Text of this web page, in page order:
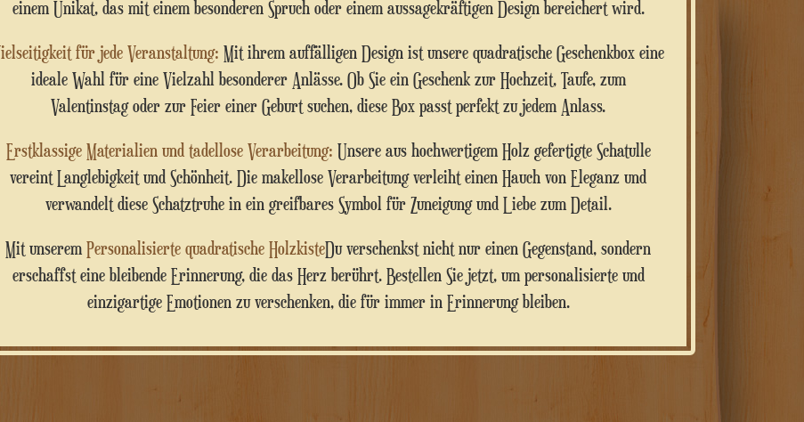
einem Unikat, das mit einem besonderen Spruch oder einem aussagekräftigen Design bereichert wird.
Vielseitigkeit für jede Veranstaltung: Mit ihrem auffälligen Design ist unsere quadratische Geschenkbox eine
ideale Wahl für eine Vielzahl besonderer Anlässe. Ob Sie ein Geschenk zur Hochzeit, Taufe, zum
Valentinstag oder zur Feier einer Geburt suchen, diese Box passt perfekt zu jedem Anlass.
Erstklassige Materialien und tadellose Verarbeitung: Unsere aus hochwertigem Holz gefertigte Schatulle
vereint Langlebigkeit und Schönheit. Die makellose Verarbeitung verleiht einen Hauch von Eleganz und
verwandelt diese Schatztruhe in ein greifbares Symbol für Zuneigung und Liebe zum Detail.
Mit unserem Personalisierte quadratische HolzkisteDu verschenkst nicht nur einen Gegenstand, sondern
erschaffst eine bleibende Erinnerung, die das Herz berührt. Bestellen Sie jetzt, um personalisierte und
einzigartige Emotionen zu verschenken, die für immer in Erinnerung bleiben.